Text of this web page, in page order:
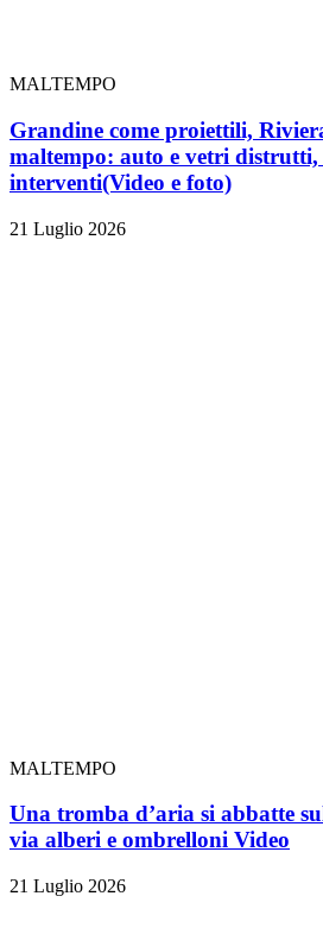
MALTEMPO
Grandine come proiettili,
maltempo: auto e vetri distrutti,
interventi(Video e foto)
21 Luglio 2026
MALTEMPO
Una tromba d’aria si abbatte
via alberi e ombrelloni Video
21 Luglio 2026